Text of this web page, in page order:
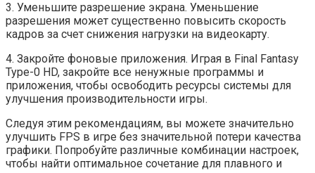
3. Уменьшите разрешение экрана. Уменьшение
разрешения может существенно повысить скорость
кадров за счет снижения нагрузки на видеокарту.
4. Закройте фоновые приложения. Играя в Final Fantasy
Type-0 HD, закройте все ненужные программы и
приложения, чтобы освободить ресурсы системы для
улучшения производительности игры.
Следуя этим рекомендациям, вы можете значительно
улучшить FPS в игре без значительной потери качества
графики. Попробуйте различные комбинации настроек,
чтобы найти оптимальное сочетание для плавного и